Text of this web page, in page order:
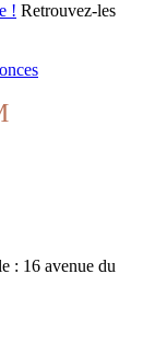
! Retrouvez-les
: 16 avenue du